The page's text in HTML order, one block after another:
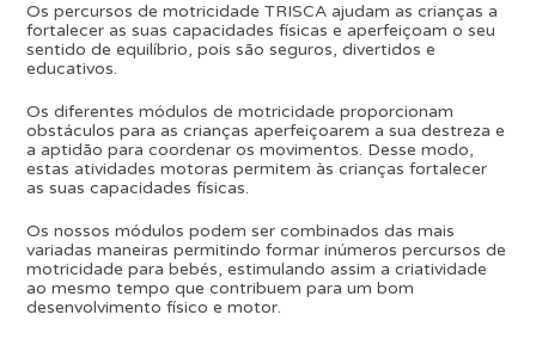
Os percursos de motricidade TRISCA ajudam as crianças a
fortalecer as suas capacidades físicas e aperfeiçoam o seu
sentido de equilíbrio, pois são seguros, divertidos e
educativos.
Os diferentes módulos de motricidade proporcionam
obstáculos para as crianças aperfeiçoarem a sua destreza e
a aptidão para coordenar os movimentos. Desse modo,
estas atividades motoras permitem às crianças fortalecer
as suas capacidades físicas.
Os nossos módulos podem ser combinados das mais
variadas maneiras permitindo formar inúmeros percursos de
motricidade para bebés, estimulando assim a criatividade
ao mesmo tempo que contribuem para um bom
desenvolvimento físico e motor.